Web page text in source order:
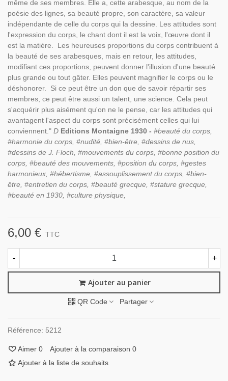
même de ses membres. Elle a, cette arabesque, au nom de la
poésie des lignes, sa beauté propre, son caractère, sa valeur
indépendante de celle du corps qui la dessine. Les attitudes sont
l'expression du corps, le chant dont il est la voix, l'œuvre dont il
est la matière. Les heureuses proportions du corps contribuent à
la beauté de ses arabesques, mais en retour, les attitudes,
modifiant ces proportions, peuvent donner l'illusion d'une beauté
plus grande ou tout gâter. Elles peuvent magnifier le corps ou le
déshonorer. Si ce peut être un don que de savoir répartir ses
membres, ce peut être aussi un talent, une science. Cela peut
s'acquérir plus aisément qu'on ne le pense, car les attitudes qui
avantagent l'aspect du corps sont précisément celles qui lui
conviennent." D Editions Montaigne 1930 - #beauté du corps,
#harmonie du corps, #nudité, #bien-être, #dessins de nus,
#dessins de J. Floch, #mouvements du corps, #bonne position du
corps, #beauté des mouvements, #position du corps, #gestes
harmonieux, #hébertisme, #assouplissement du corps, #bien-
être, #entretien du corps, #beauté grecque, #stature grecque,
#beauté en 1930, #culture physique,
6,00 € TTC
- +
Ajouter au panier
QR Code Partager
Référence: 5212
Aimer 0 Ajouter à la comparaison 0
Ajouter à la liste de souhaits